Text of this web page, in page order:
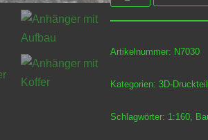
Artikelnummer: N7030
Kategorien:3D-
Schlagwörter: 1:160,